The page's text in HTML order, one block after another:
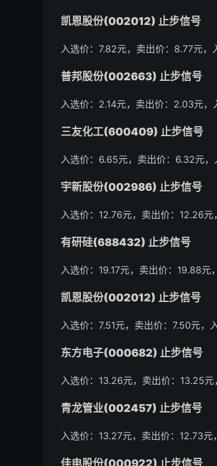
凯恩股份(002012) 止步信号
入选价：7.82元，卖出价：8.77元
普邦股份(002663) 止步信号
入选价：2.14元，卖出价：2.03元
三友化工(600409) 止步信号
入选价：6.65元，卖出价：6.32元
宇新股份(002986) 止步信号
入选价：12.76元，卖出价：12.26
有研硅(688432) 止步信号
入选价：19.17元，卖出价：19.88
凯恩股份(002012) 止步信号
入选价：7.51元，卖出价：7.50元，
东方电子(000682) 止步信号
入选价：13.26元，卖出价：13.25
青龙管业(002457) 止步信号
入选价：13.27元，卖出价：12.73
佳电股份(000922) 止步信号